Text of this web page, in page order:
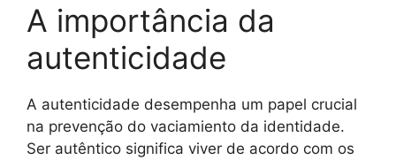
A importância da
autenticidade
A autenticidade desempenha um papel crucial
na prevenção do vaciamiento da identidade.
Ser autêntico significa viver de acordo com os